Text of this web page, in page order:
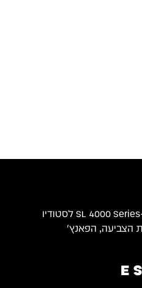
SSL Revival 4000 הוא ערוץ אנלוגי 1U שמחיה את צליל ה-SL 4000 Series לסטודיו
הצביעה, הפאנץ'